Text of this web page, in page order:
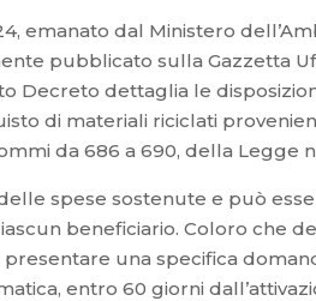
emanato dal Ministero
pubblicato sulla Gazzetta
Decreto dettaglia le
di materiali riciclati
da 686 a 690, della Legge
spese sostenute e può
beneficiario. Coloro che
una specifica
entro 60 giorni